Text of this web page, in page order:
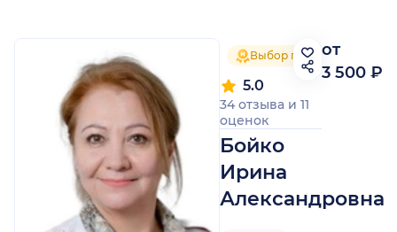
Выбор пациентов 2025
Бойко
Ирина
Александровна
5.0
34 отзыва и 11
оценок
от
3 500 ₽